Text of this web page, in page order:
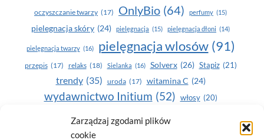
Zarządzaj zgodami plików
cookie
oczyszczanie twarzy (17) OnlyBio (64) perfumy (15)
pielegnacja skóry (24) pielęgnacja (15) pielęgnacja dłoni (14)
pielęgnacja twarzy (16) pielęgnacja wlosów (91)
przepis (17) relaks (18) Sielanka (16) Solverx (26) Stapiz (21)
trendy (35) uroda (17) witamina C (24)
wydawnictwo Initium (52) włosy (20)
Yasumi(164) zdrowe zęby